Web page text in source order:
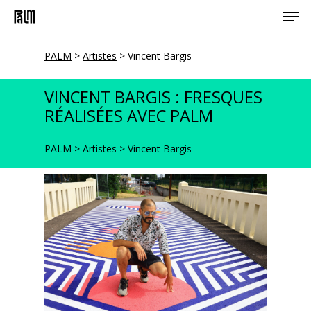
Skip
PALM > Artistes > Vincent Bargis
VINCENT BARGIS : FRESQUES
RÉALISÉES AVEC PALM
PALM > Artistes > Vincent Bargis